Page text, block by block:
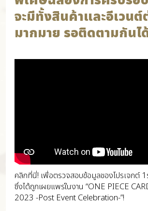
จะมีทั้งสินค้าและอีเวนต์
มากมาย รอติดตามกันไ
คลิกที่นี่! เพื่อตรวจสอบข้อมูลของโปรเจกต์
ซึ่งได้ถูกเผยแพร่ในงาน “ONE PIECE
2023 -Post Event Celebration-”!